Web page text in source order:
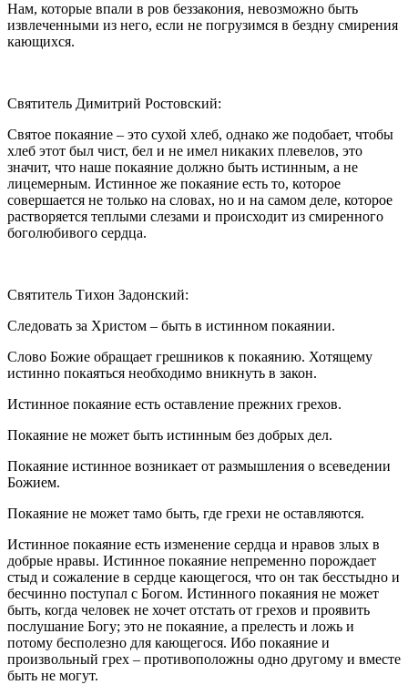
Нам, которые впали в ров беззакония, невозможно быть
извлеченными из него, если не погрузимся в бездну смирения
кающихся.
Святитель Димитрий Ростовский:
Святое покаяние – это сухой хлеб, однако же подобает, чтобы
хлеб этот был чист, бел и не имел никаких плевелов, это
значит, что наше покаяние должно быть истинным, а не
лицемерным. Истинное же покаяние есть то, которое
совершается не только на словах, но и на самом деле, которое
растворяется теплыми слезами и происходит из смиренного
боголюбивого сердца.
Святитель Тихон Задонский:
Следовать за Христом – быть в истинном покаянии.
Слово Божие обращает грешников к покаянию. Хотящему
истинно покаяться необходимо вникнуть в закон.
Истинное покаяние есть оставление прежних грехов.
Покаяние не может быть истинным без добрых дел.
Покаяние истинное возникает от размышления о всеведении
Божием.
Покаяние не может тамо быть, где грехи не оставляются.
Истинное покаяние есть изменение сердца и нравов злых в
добрые нравы. Истинное покаяние непременно порождает
стыд и сожаление в сердце кающегося, что он так бесстыдно и
бесчинно поступал с Богом. Истинного покаяния не может
быть, когда человек не хочет отстать от грехов и проявить
послушание Богу; это не покаяние, а прелесть и ложь и
потому бесполезно для кающегося. Ибо покаяние и
произвольный грех – противоположны одно другому и вместе
быть не могут.